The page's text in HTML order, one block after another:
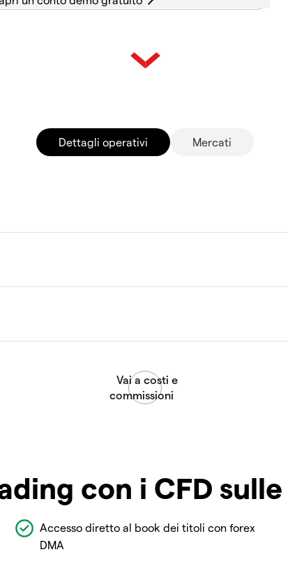
Dettagli operativi Mercati
con i CFD
Accesso diretto al book dei titoli con forex
DMA